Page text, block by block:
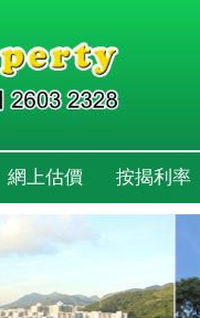
網上估價 按揭利率